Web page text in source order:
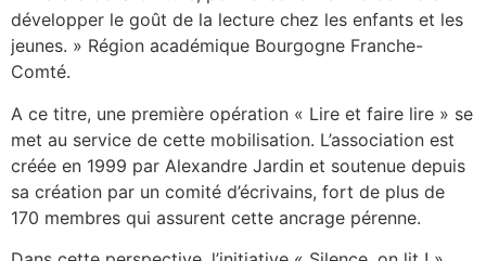
développer le goût de la lecture chez les enfants et les
jeunes. » Région académique Bourgogne Franche-
Comté.
A ce titre, une première opération « Lire et faire lire » se
met au service de cette mobilisation. L’association est
créée en 1999 par Alexandre Jardin et soutenue depuis
sa création par un comité d’écrivains, fort de plus de
170 membres qui assurent cette ancrage pérenne.